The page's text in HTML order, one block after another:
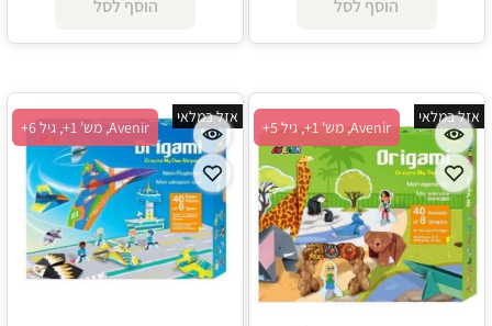
הוסף לסל הוסף לסל
Avenir, מש' 1+, גיל 5+
אזל במלאי
Avenir, מש' 1+, גיל 6+
אזל במלאי